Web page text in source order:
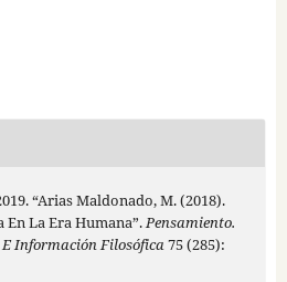
“Arias Maldonado, M. (2018).
La Era Humana”.Pensamiento.
Información Filosófica75 (285):